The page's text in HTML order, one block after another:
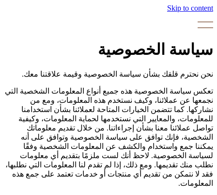
Skip to content
سياسة الخصوصية
نحن نحترم قلقك بشأن سياسة الخصوصية وقيمة علاقتنا معك.
تعكس سياسة الخصوصية هذه جميع أنواع المعلومات الشخصية التي
نجمعها عن عملائنا، وكيف نستخدم هذه المعلومات، ومع من
نشاركها. كما تتضمن الخيارات المتاحة لعملائنا بشأن استخدامنا
للمعلومات، والمعايير التي نستخدمها لحماية المعلومات، وكيفية
تواصل عملائنا معنا بشأن إجراءاتنا. من خلال تقديم معلوماتك
الشخصية، فإنك توافق على سياسة الخصوصية وتوافق على أنه
يمكننا جمع واستخدام والكشف عن المعلومات الشخصية وفقًا
لسياسة الخصوصية. لاحظ أنك لست ملزمًا بتقديم أي معلومات
نطلب منك تقديمها. ومع ذلك، إذا لم تقدم لنا المعلومات التي نطلبها،
فقد لا نتمكن من تقديم أي منتجات أو خدمات تعتمد على جمع هذه
المعلومات.